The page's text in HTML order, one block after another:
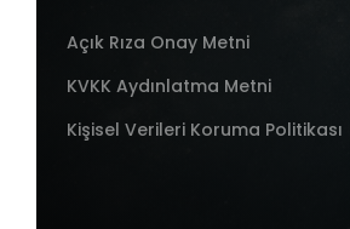
Açık Rıza Onay Metni
KVKK Aydınlatma Metni
Kişisel Verileri Koruma Politikası